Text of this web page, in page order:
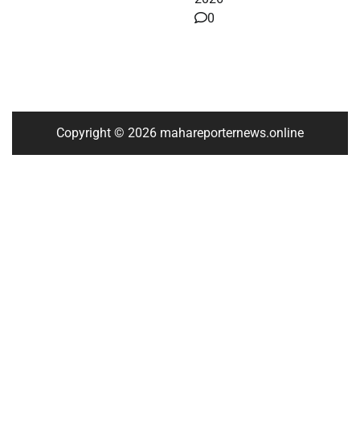
0
Copyright © 2026 mahareporternews.online